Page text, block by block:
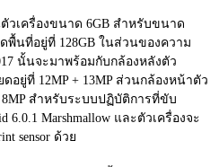
วเครื่องขนาด 6GB สำหรับขนาด
นที่อยู่ที่ 128GB ในส่วนของความ
นั้นจะมาพร้อมกับกล้องหลังตัว
อยู่ที่ 12MP + 13MP ส่วนกล้องหน้าตัว
สำหรับระบบปฏิบัติการที่ขับ
6.0.1 Marshmallow และตัวเครื่องจะ
sensor ด้วย